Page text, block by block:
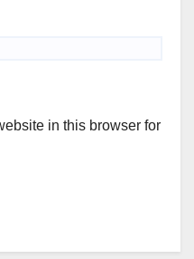
in this browser for